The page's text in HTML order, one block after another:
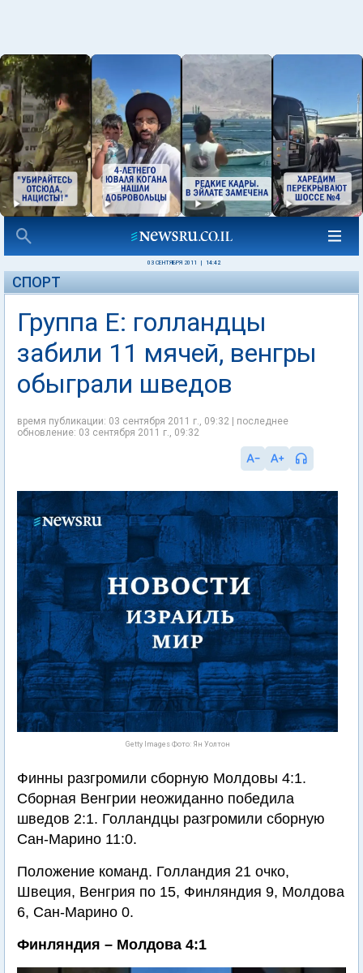
03 СЕНТЯБРЯ 2011 14:42
СПОРТ
Группа Е: голландцы
забили 11 мячей, венгры
обыграли шведов
время публикации: 03 сентября 2011 г., 09:32 | последнее
обновление: 03 сентября 2011 г., 09:32
Getty Images Фото: Ян Уолтон
Финны разгромили сборную Молдовы 4:1.
Сборная Венгрии неожиданно победила
шведов 2:1. Голландцы разгромили сборную
Сан-Марино 11:0.
Положение команд. Голландия 21 очко,
Швеция, Венгрия по 15, Финляндия 9, Молдова
6, Сан-Марино 0.
Финляндия – Молдова 4:1